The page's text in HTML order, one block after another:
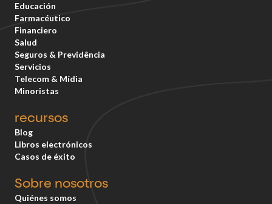
Educación
Farmacéutico
Financiero
Salud
Seguros & Previdência
Servicios
Telecom & Mídia
Minoristas
recursos
Blog
Libros electrónicos
Casos de éxito
Sobre nosotros
Quiénes somos